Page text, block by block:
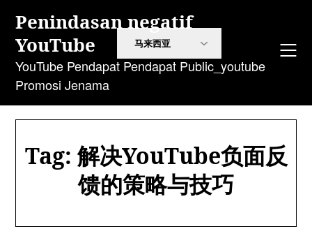
kandungan
Penindasan negatif
YouTube
YouTube Pendapat Pendapat Public_youtube
Promosi Jenama
Tag:解决YouTube负面反
馈的策略与技巧